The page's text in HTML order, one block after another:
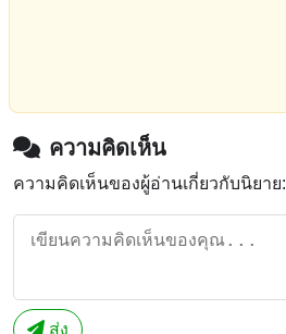
ความคิดเห็น
ความคิดเห็นของผู้อ่านเกี่ยวกับนิยาย:
ส่ง